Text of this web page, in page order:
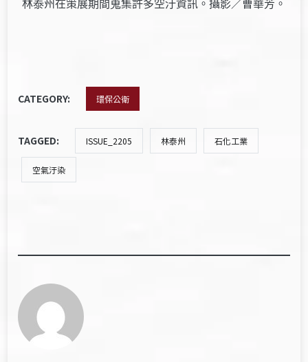
林泰州在策展期間蒐集許多空汙資訊。攝影／曹華芳。
CATEGORY: 環保公衛
TAGGED: ISSUE_2205 林泰州 石化工業
空氣汙染